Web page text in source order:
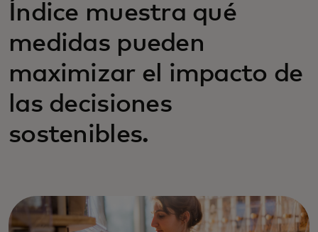
Índice muestra qué
medidas pueden
maximizar el impacto de
las decisiones
sostenibles.